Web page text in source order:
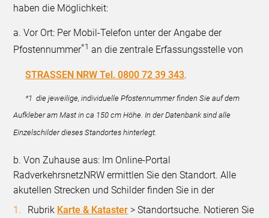
haben die Möglichkeit:
a. Vor Ort: Per Mobil-Telefon unter der Angabe der
Pfostennummer*1 an die zentrale Erfassungsstelle von
STRASSEN NRW Tel. 0800 72 39 343.
*1 die jeweilige, individuelle Pfostennummer finden Sie auf dem
Aufkleber am Mast in ca 150 cm Höhe. In der Datenbank sind alle
Einzelschilder dieses Standortes hinterlegt.
b. Von Zuhause aus: Im Online-Portal
RadverkehrsnetzNRW ermittlen Sie den Standort. Alle
akutellen Strecken und Schilder finden Sie in der
Rubrik Karte & Kataster > Standortsuche. Notieren Sie